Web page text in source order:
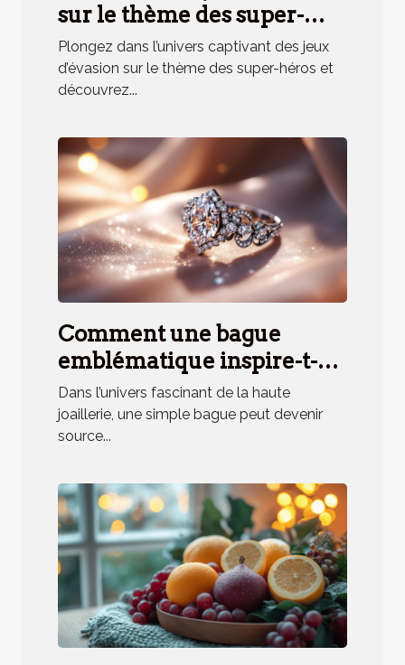
sur le thème des super-
héros renforce la cohésion
d'équipe ?
Plongez dans l’univers captivant des jeux
d’évasion sur le thème des super-héros et
découvrez...
Comment une bague
emblématique inspire-t-
elle un parfum unique ?
Dans l’univers fascinant de la haute
joaillerie, une simple bague peut devenir
source...